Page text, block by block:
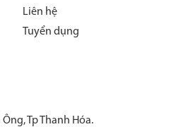
Liên hệ
Tuyển dụng
Tp Thanh Hóa.